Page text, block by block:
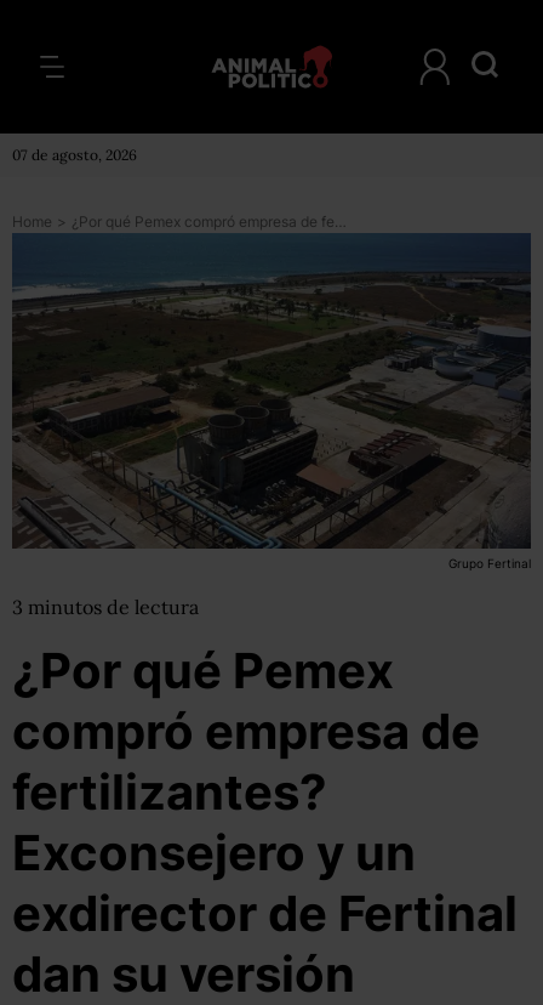
07 de agosto, 2026
Home > ¿Por qué Pemex compró empresa de fertilizantes? Exconsejero y un exdirector de Fertinal dan su versión
Grupo Fertinal
3 minutos de lectura
¿Por qué Pemex
compró empresa de
fertilizantes?
Exconsejero y un
exdirector de Fertinal
dan su versión